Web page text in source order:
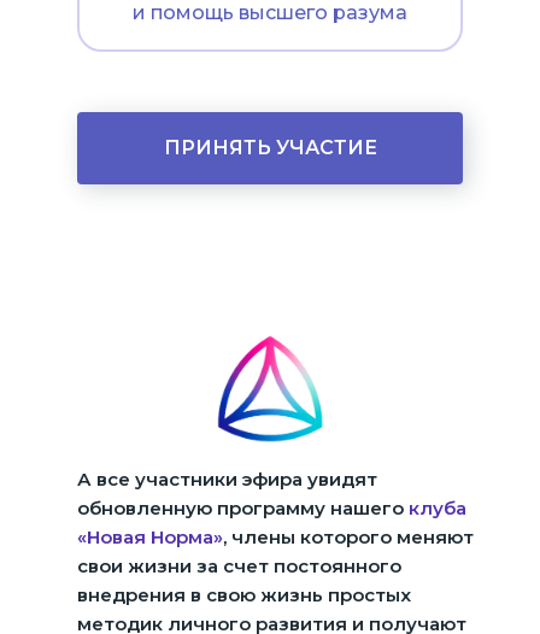
и помощь высшего разума
ПРИНЯТЬ УЧАСТИЕ
А все участники эфира увидят
обновленную программу нашего клуба
«Новая Норма», члены которого меняют
свои жизни за счет постоянного
внедрения в свою жизнь простых
методик личного развития и получают